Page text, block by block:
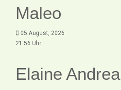
Maleo
05 August, 2026
21:56 Uhr
Elaine Andrea